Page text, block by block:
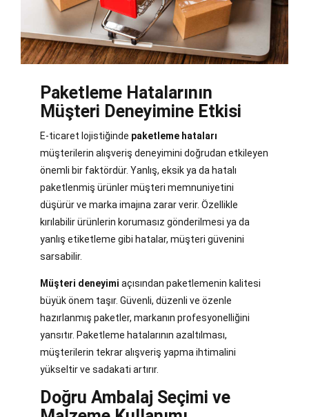
Paketleme Hatalarının
Müşteri Deneyimine Etkisi
E-ticaret lojistiğinde paketleme hataları
müşterilerin alışveriş deneyimini doğrudan etkileyen
önemli bir faktördür. Yanlış, eksik ya da hatalı
paketlenmiş ürünler müşteri memnuniyetini
düşürür ve marka imajına zarar verir. Özellikle
kırılabilir ürünlerin korumasız gönderilmesi ya da
yanlış etiketleme gibi hatalar, müşteri güvenini
sarsabilir.
Müşteri deneyimi açısından paketlemenin kalitesi
büyük önem taşır. Güvenli, düzenli ve özenle
hazırlanmış paketler, markanın profesyonelliğini
yansıtır. Paketleme hatalarının azaltılması,
müşterilerin tekrar alışveriş yapma ihtimalini
yükseltir ve sadakati artırır.
Doğru Ambalaj Seçimi ve